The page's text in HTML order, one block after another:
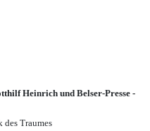
Heinrich und Belser-Presse -
Traumes